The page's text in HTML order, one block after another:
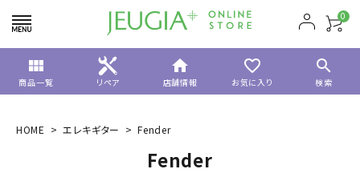
0
view_module
商品一覧 リペア
home
店舗情報
favorite_border
お気に入り
search
検索
HOME エレキギター Fender
Fender